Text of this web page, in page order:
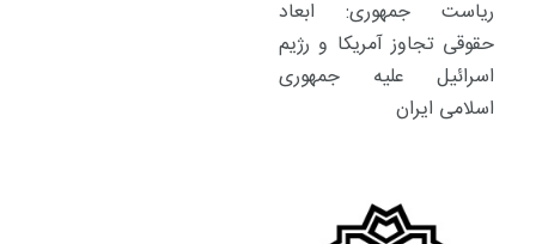
ریاست جمهوری: ابعاد
حقوقی تجاوز آمریکا و رژیم
اسرائیل علیه جمهوری
اسلامی ایران